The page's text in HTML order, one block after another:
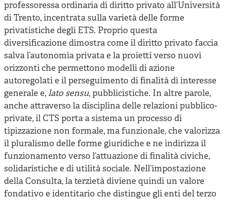
professoressa ordinaria di diritto privato all’Università
di Trento, incentrata sulla varietà delle forme
privatistiche degli ETS. Proprio questa
diversificazione dimostra come il diritto privato faccia
salva l’autonomia privata e la proietti verso nuovi
orizzonti che permettono modelli di azione
autoregolati e il perseguimento di finalità di interesse
generale e,lato sensu, pubblicistiche. In altre parole,
anche attraverso la disciplina delle relazioni pubblico-
private, il CTS porta a sistema un processo di
tipizzazione non formale, ma funzionale, che valorizza
il pluralismo delle forme giuridiche e ne indirizza il
funzionamento verso l’attuazione di finalità civiche,
solidaristiche e di utilità sociale. Nell’impostazione
della Consulta, la terzietà diviene quindi un valore
fondativo e identitario che distingue gli enti del terzo